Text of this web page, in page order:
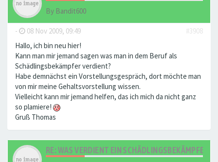
By Bandit600
- 08 Nov 2009, 09:49
#3908
Hallo, ich bin neu hier!
Kann man mir jemand sagen was man in dem Beruf als
Schädlingsbekämpfer verdient?
Habe demnächst ein Vorstellungsgespräch, dort möchte man
von mir meine Gehaltsvorstellung wissen.
Vielleicht kann mir jemand helfen, das ich mich da nicht ganz
so plamiere!
Gruß Thomas
RE: WAS VERDIENT EIN SCHÄDLINGSBEKÄMPFER?